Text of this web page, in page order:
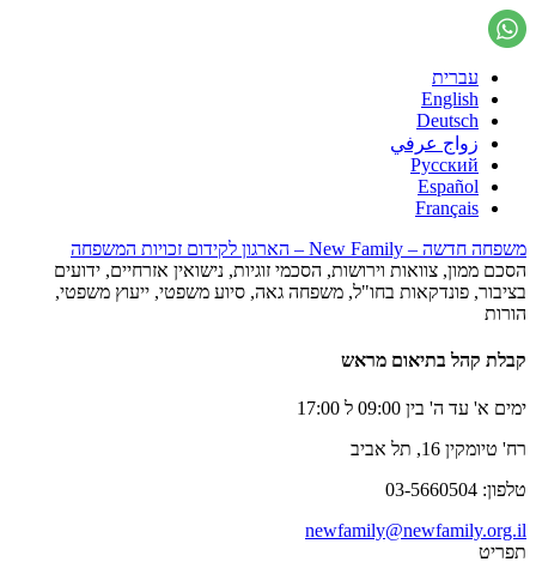
עברית
English
Deutsch
زواج عرفي
Русский
Español
Français
משפחה חדשה – New Family – הארגון לקידום זכויות המשפחה
הסכם ממון, צוואות וירושות, הסכמי זוגיות, נישואין אזרחיים, ידועים
בציבור, פונדקאות בחו"ל, משפחה גאה, סיוע משפטי, ייעוץ משפטי,
הורות
קבלת קהל בתיאום מראש
ימים א' עד ה' בין 09:00 ל 17:00
רח' טיומקין 16, תל אביב
טלפון: 03-5660504
newfamily@newfamily.org.il
תפריט